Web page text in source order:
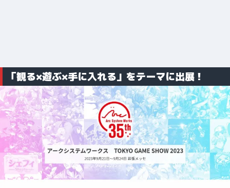
「観る×遊ぶ×手に入れる」をテーマに出展！